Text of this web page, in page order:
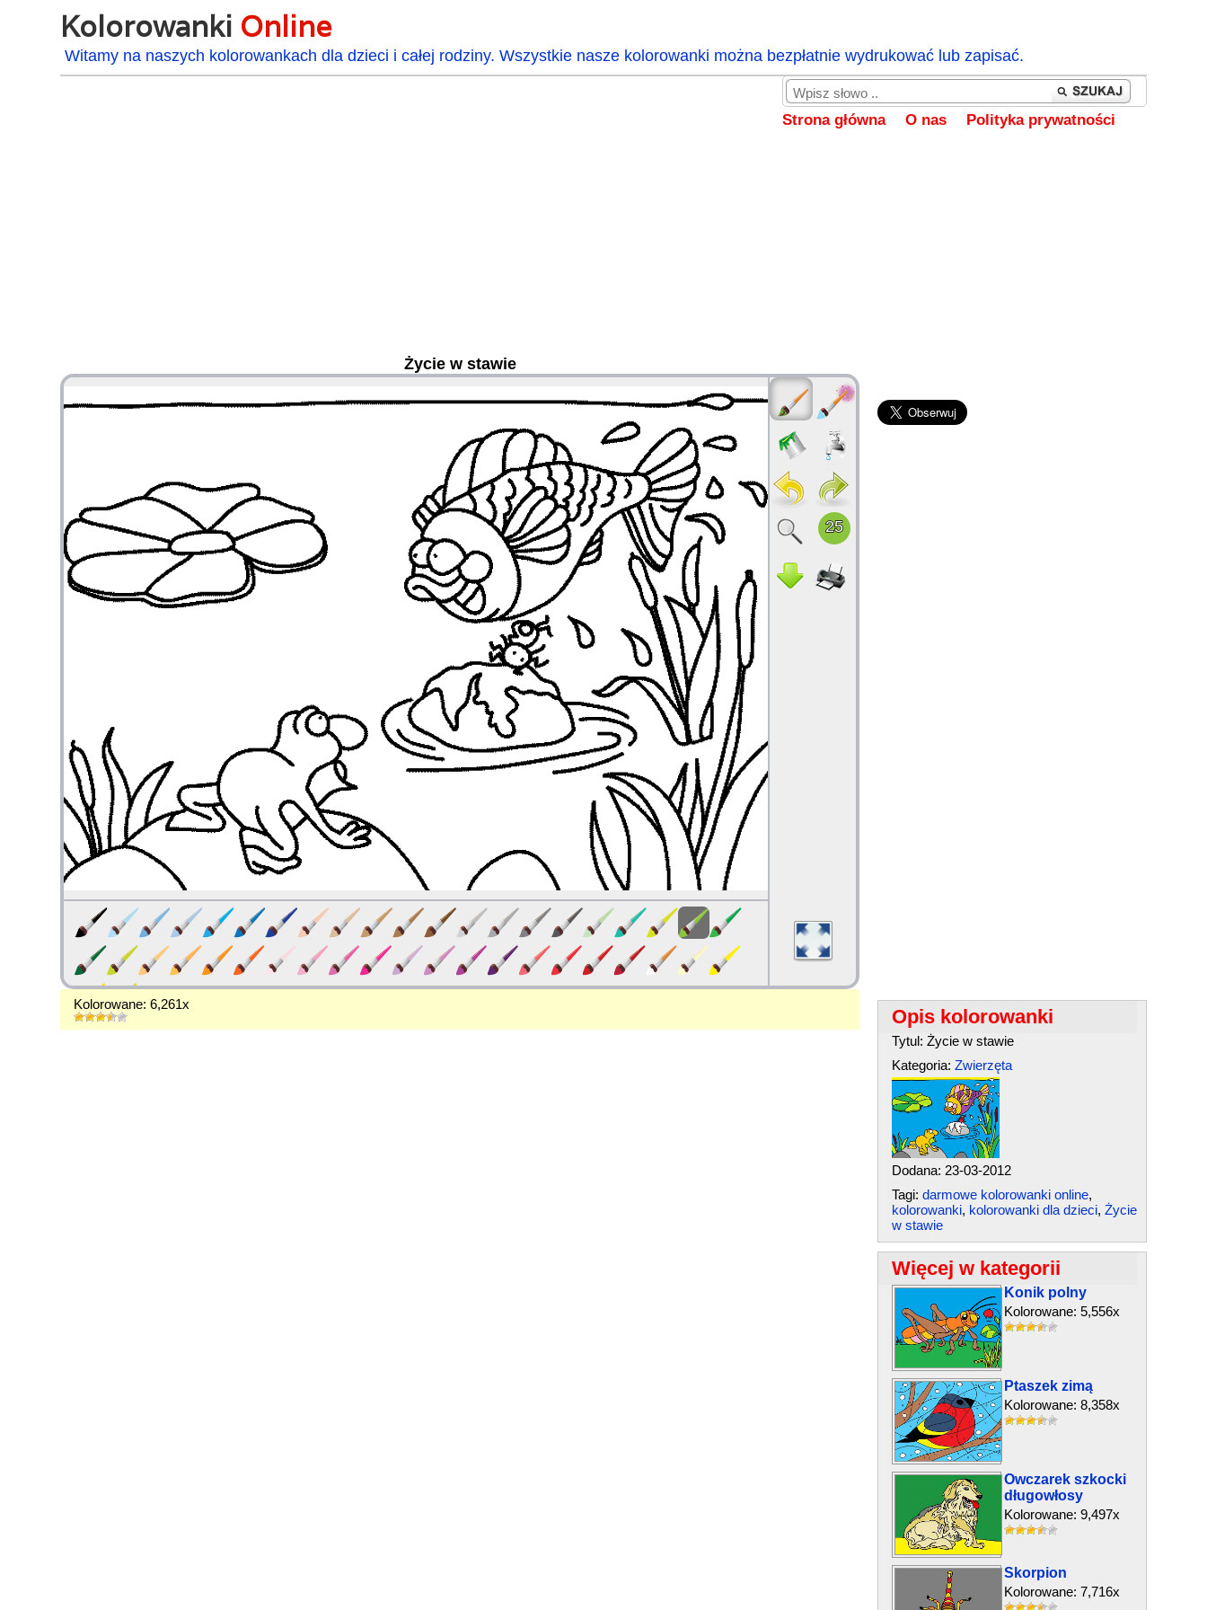
Kolorowanki Online
Witamy na naszych kolorowankach dla dzieci i całej rodziny. Wszystkie nasze kolorowanki można bezpłatnie wydrukować lub zapisać.
Strona główna O nas Polityka prywatności
Życie w stawie
Kolorowane: 6,261x
Opis kolorowanki
Tytul: Życie w stawie
Kategoria: Zwierzęta
Dodana: 23-03-2012
Tagi: darmowe kolorowanki online,
kolorowanki, kolorowanki dla dzieci, Życie
w stawie
Więcej w kategorii
Konik polny
Kolorowane: 5,556x
Ptaszek zimą
Kolorowane: 8,358x
Owczarek szkocki
długowłosy
Kolorowane: 9,497x
Skorpion
Kolorowane: 7,716x